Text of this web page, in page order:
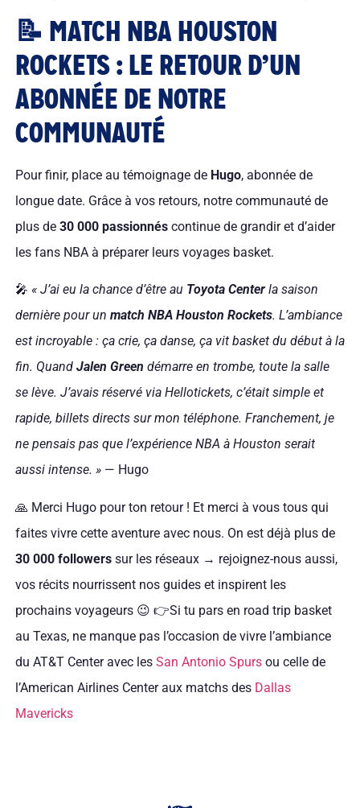
📝 MATCH NBA HOUSTON
ROCKETS : LE RETOUR D’UN
ABONNÉE DE NOTRE
COMMUNAUTÉ
Pour finir, place au témoignage de Hugo, abonnée de
longue date. Grâce à vos retours, notre communauté de
plus de 30 000 passionnéscontinue de grandir et d’aider
les fans NBA à préparer leurs voyages basket.
🎤 « J’ai eu la chance d’être au Toyota Centerla saison
dernière pour un match NBA Houston Rockets. L’ambiance
est incroyable : ça crie, ça danse, ça vit basket du début à la
fin. Quand Jalen Green démarre en trombe, toute la salle
se lève. J’avais réservé via Hellotickets, c’était simple et
rapide, billets directs sur mon téléphone. Franchement, je
ne pensais pas que l’expérience NBA à Houston serait
aussi intense. »— Hugo
🙏 Merci Hugo pour ton retour ! Et merci à vous tous qui
faites vivre cette aventure avec nous. On est déjà plus de
30 000 followerssur les réseaux → rejoignez-nous aussi,
vos récits nourrissent nos guides et inspirent les
prochains voyageurs 😉 👉Si tu pars en road trip basket
au Texas, ne manque pas l’occasion de vivre l’ambiance
du AT&T Center avec les San Antonio Spursou celle de
l’American Airlines Center aux matchs des Dallas
Mavericks